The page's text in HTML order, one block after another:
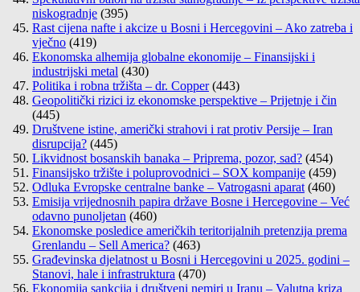
niskogradnje (395)
Rast cijena nafte i akcize u Bosni i Hercegovini – Ako zatreba i
vječno (419)
Ekonomska alhemija globalne ekonomije – Finansijski i
industrijski metal (430)
Politika i robna tržišta – dr. Copper (443)
Geopolitički rizici iz ekonomske perspektive – Prijetnje i čin
(445)
Društvene istine, američki strahovi i rat protiv Persije – Iran
disrupcija? (445)
Likvidnost bosanskih banaka – Priprema, pozor, sad? (454)
Finansijsko tržište i poluprovodnici – SOX kompanije (459)
Odluka Evropske centralne banke – Vatrogasni aparat (460)
Emisija vrijednosnih papira države Bosne i Hercegovine – Već
odavno punoljetan (460)
Ekonomske posledice američkih teritorijalnih pretenzija prema
Grenlandu – Sell America? (463)
Građevinska djelatnost u Bosni i Hercegovini u 2025. godini –
Stanovi, hale i infrastruktura (470)
Ekonomija sankcija i društveni nemiri u Iranu – Valutna kriza